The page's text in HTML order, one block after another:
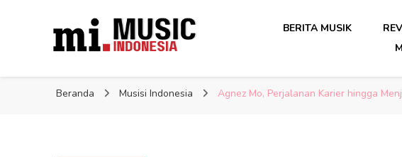
Berita Musisi Terkini: Update
Berita Musisi Terkini: Update
BERITA MUSIK
Beranda Musisi Indonesia Agnez Mo, Perjalanan Karier hingga